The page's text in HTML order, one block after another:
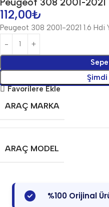
112,00₺
Peugeot 308 2001-2021 1.6 Hdi
Şimdi
Favorilere Ekle
ARAÇ MARKA
ARAÇ MODEL
%100 Orijinal